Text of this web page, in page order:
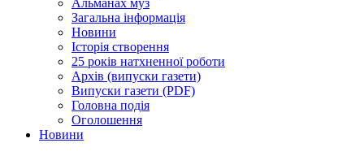
Загальна інформація
Новини
Історія створення
25 років натхненної роботи
Архів (випуски газети)
Випуски газети (PDF)
Головна подія
Оголошення
Новини